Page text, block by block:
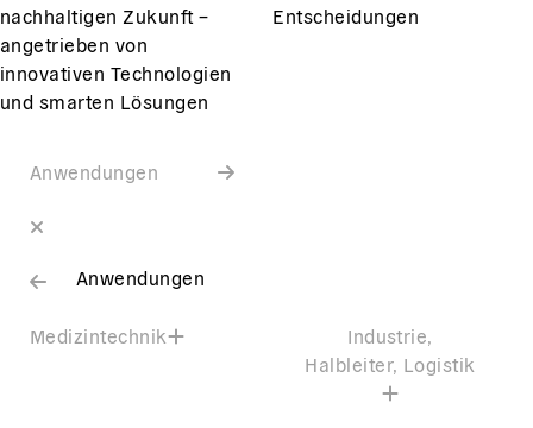
nachhaltigen Zukunft –
angetrieben von
innovativen Technologien
und smarten Lösungen
Entscheidungen
Anwendungen
Anwendungen
Medizintechnik
Industrie,
Halbleiter, Logistik